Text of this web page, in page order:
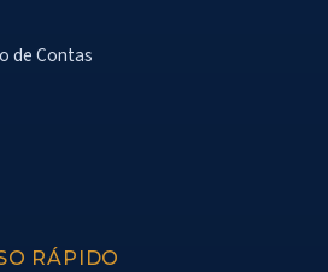
de Contas
RÁPIDO